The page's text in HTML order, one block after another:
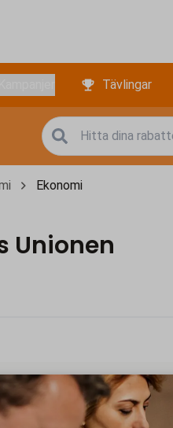
Tävlingar
Ekonomi
Unionen